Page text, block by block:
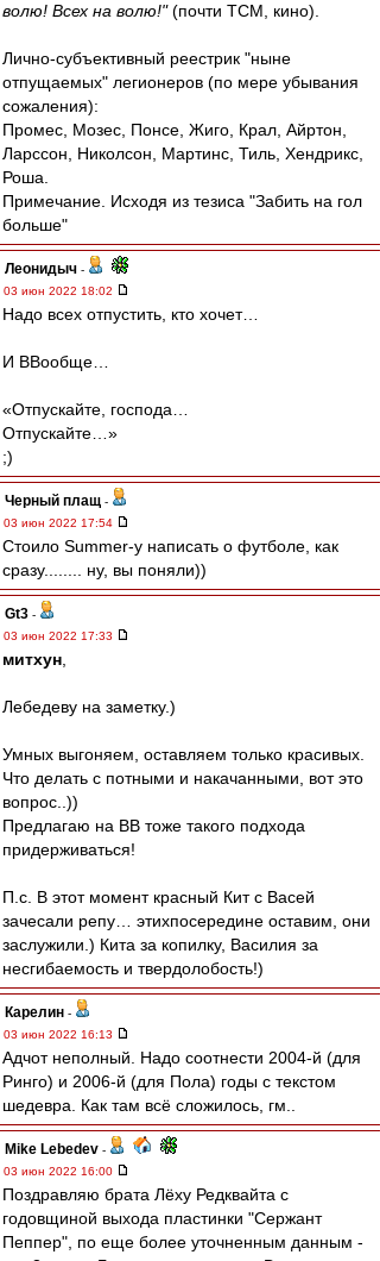
волю! Всех на волю!"(почти ТСМ, кино).
Лично-субъективный реестрик "ныне
отпущаемых" легионеров (по мере убывания
сожаления):
Промес, Мозес, Понсе, Жиго, Крал, Айртон,
Ларссон, Николсон, Мартинс, Тиль, Хендрикс,
Роша.
Примечание. Исходя из тезиса "Забить на гол
больше"
Леонидыч -
03 июн 2022 18:02
Надо всех отпустить, кто хочет…
И ВВообще…
«Отпускайте, господа…
Отпускайте…»
;)
Черный плащ -
03 июн 2022 17:54
Стоило Summer-y написать о футболе, как
сразу........ ну, вы поняли))
Gt3 -
03 июн 2022 17:33
митхун
Лебедеву на заметку.)
Умных выгоняем, оставляем только красивых.
Что делать с потными и накачанными, вот это
вопрос..))
Предлагаю на ВВ тоже такого подхода
придерживаться!
П.с. В этот момент красный Кит с Васей
зачесали репу… этихпосередине оставим, они
заслужили.) Кита за копилку, Василия за
несгибаемость и твердолобость!)
Карелин -
03 июн 2022 16:13
Адчот неполный. Надо соотнести 2004-й (для
Ринго) и 2006-й (для Пола) годы с текстом
шедевра. Как там всё сложилось, гм..
Mike Lebedev -
03 июн 2022 16:00
Поздравляю брата Лёху Редквайта с
годовщиной выхода пластинки "Сержант
Пеппер", по еще более уточненным данным -